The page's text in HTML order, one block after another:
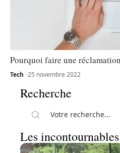
Pourquoi faire une
Tech 25 novembre 2022
Recherche
Les incontournables